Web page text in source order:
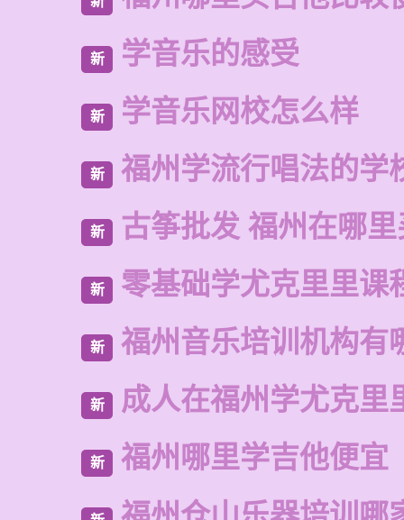
新 学音乐的感受
新 学音乐网校怎么样
新 福州学流行唱法的学
新 古筝批发 福州在哪
新 零基础学尤克里里课
新 福州音乐培训机构有
新 成人在福州学尤克里
新 福州哪里学吉他便宜